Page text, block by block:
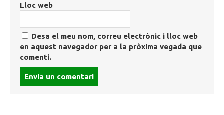
Lloc web
Desa el meu nom, correu electrònic i lloc web
en aquest navegador per a la pròxima vegada que
comenti.